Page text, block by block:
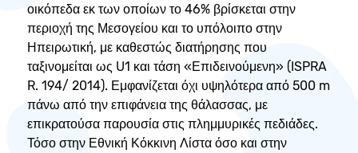
οικόπεδα εκ των οποίων το 46% βρίσκεται στην
περιοχή της Μεσογείου και το υπόλοιπο στην
Ηπειρωτική, με καθεστώς διατήρησης που
ταξινομείται ως U1 και τάση «Επιδεινούμενη» (ISPRA
R. 194/ 2014). Εμφανίζεται όχι υψηλότερα από 500 m
πάνω από την επιφάνεια της θάλασσας, με
επικρατούσα παρουσία στις πλημμυρικές πεδιάδες.
Τόσο στην Εθνική Κόκκινη Λίστα όσο και στην